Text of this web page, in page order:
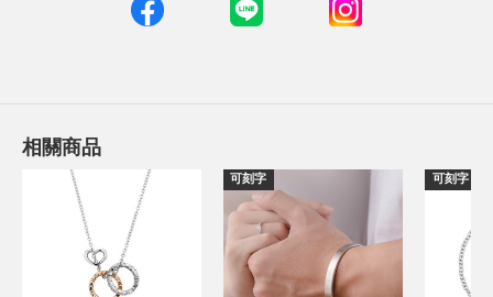
相關商品
可刻字 可刻字